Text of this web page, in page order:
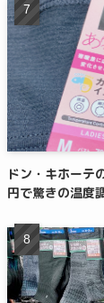
ドン・キホーテ
円で驚きの温度